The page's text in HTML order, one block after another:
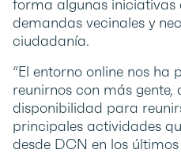
forma algunas iniciativas
demandas vecinales y
ciudadanía.
“El entorno online nos
reunirnos con más
disponibilidad para
principales actividades
desde DCN en los